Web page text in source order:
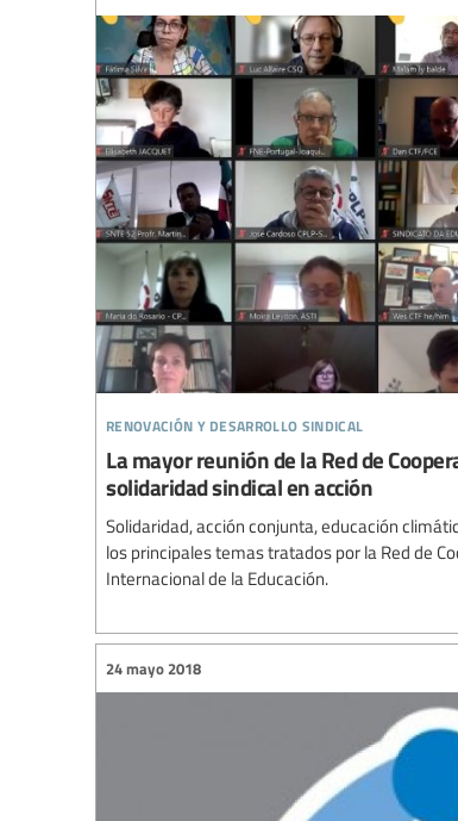
renovación y desarrollo sindical
La mayor reunión de la Red de
solidaridad sindical en acción
Solidaridad, acción conjunta, educación
los principales temas tratados por la Red de
Internacional de la Educación.
24 mayo 2018